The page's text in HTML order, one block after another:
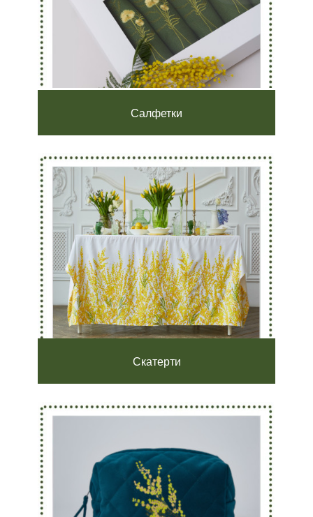
Салфетки
Скатерти
Контакты
Возврат
Доставка
СМИ о нас
История бренда